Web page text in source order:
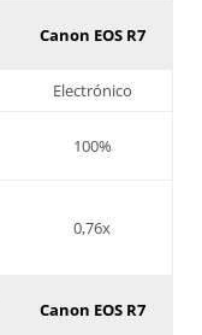
Canon EOS R7
Electrónico
100%
0,76x
Canon EOS R7